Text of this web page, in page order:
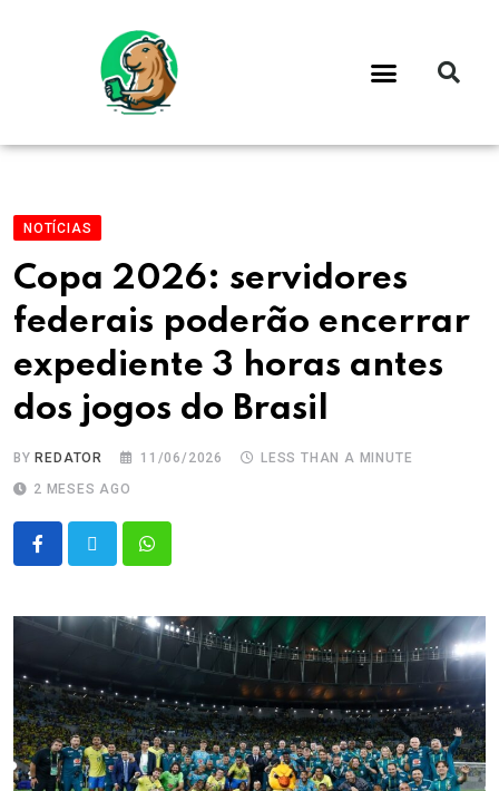
NOTÍCIAS
Copa 2026: servidores
federais poderão encerrar
expediente 3 horas antes
dos jogos do Brasil
BY REDATOR 11/06/2026
LESS THAN A MINUTE
2 MESES AGO